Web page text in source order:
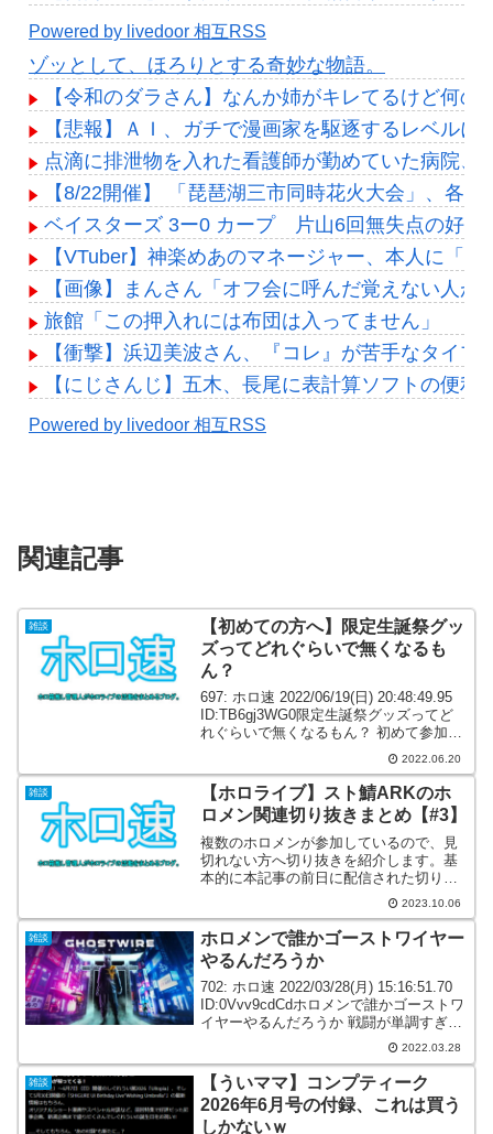
Powered by livedoor 相互RSS
ゾッとして、ほろりとする奇妙な物語。
【令和のダラさん】なんか姉がキレてるけど何
【悲報】ＡＩ、ガチで漫画家を駆逐するレベルに
点滴に排泄物を入れた看護師が勤めていた病院
【8/22開催】 「琵琶湖三市同時花火大会」、各
ベイスターズ 3ー0 カープ 片山6回無失点の好
【VTuber】神楽めあのマネージャー、本人に「
【画像】まんさん「オフ会に呼んだ覚えない人
旅館「この押入れには布団は入ってません」
【衝撃】浜辺美波さん、『コレ』が苦手なタイ
【にじさんじ】五木、長尾に表計算ソフトの便
Powered by livedoor 相互RSS
関連記事
雑談
【初めての方へ】限定生誕祭グッ
ズってどれぐらいで無くなるも
ん？
697: ホロ速 2022/06/19(日) 20:48:49.95
ID:TB6gj3WG0限定生誕祭グッズってど
れぐらいで無くなるもん？ 初めて参加す
るから買えないかどうかが気になるわ
702: ホロ速 2022/06/19(日) 20:...
2022.06.20
雑談
【ホロライブ】スト鯖ARKのホ
ロメン関連切り抜きまとめ【#3】
複数のホロメンが参加しているので、見
切れない方へ切り抜きを紹介します。基
本的に本記事の前日に配信された切り抜
きがメインです。オススメの切り抜き等
あれば、コメントにお願いします。(URL
付でも後程反映させます)
2023.10.06
雑談
ホロメンで誰かゴーストワイヤー
やるんだろうか
702: ホロ速 2022/03/28(月) 15:16:51.70
ID:0Vvv9cdCdホロメンで誰かゴーストワ
イヤーやるんだろうか 戦闘が単調すぎて
俺には合わんわこれ・・・積んで別ゲー
やるからできれば配信で追いたいな705:
ホロ速...
2022.03.28
雑談
【ういママ】コンプティーク
2026年6月号の付録、これは買う
しかないｗ